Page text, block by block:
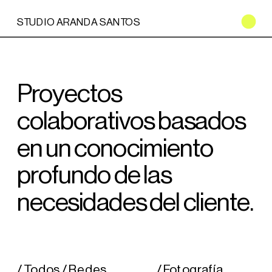
STUDIO ARANDA SANTOS
Proyectos
colaborativos basados
en un conocimiento
profundo de las
necesidades del cliente.